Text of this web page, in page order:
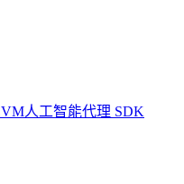
人工智能代理 SDK